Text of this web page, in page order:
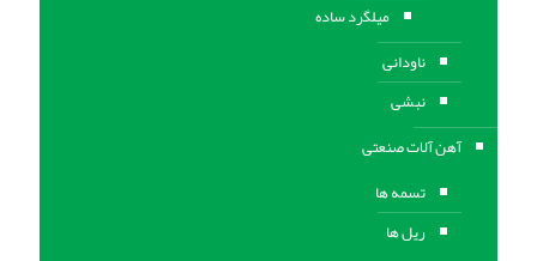
میلگرد ساده
ناودانی
نبشی
آهن آلات صنعتی
تسمه ها
ریل ها